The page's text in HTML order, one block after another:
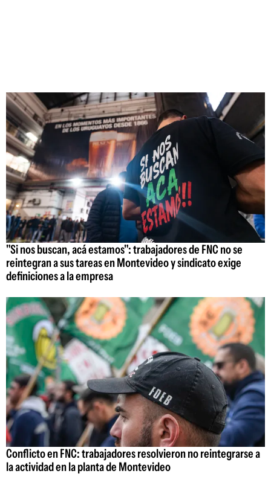
"Si nos buscan, acá estamos": trabajadores de FNC no se
reintegran a sus tareas en Montevideo y sindicato exige
definiciones a la empresa
Conflicto en FNC: trabajadores resolvieron no reintegrarse a
la actividad en la planta de Montevideo